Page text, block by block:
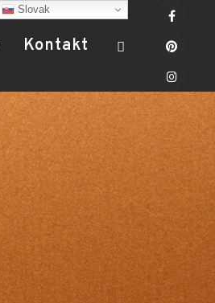
Kontakt
Slovak